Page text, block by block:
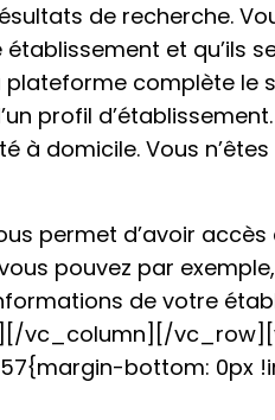
de recherche.
et qu’ils
complète le
profil
à domicile. Vous
permet d’avoir
pouvez par
de votre
vc_column][/
bottom: 0px